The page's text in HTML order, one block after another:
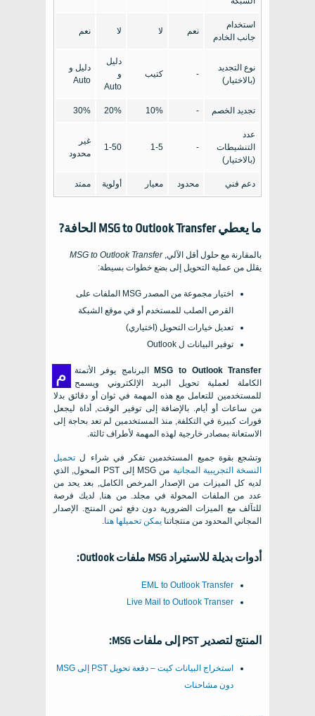
استخدام
جانب الخادم
نعم لا لا نعم
نوع التجديد
(بالاختيار)
- كتيب
دليل
و
Auto
دليل و
Auto
تجديد الخصم -
10%
20%
30%
عدد
التنشيطات
(بالاختيار)
-
1-5
1-50
غير
محدود
دعم فني محدود معيار أولوية ممتد
ما يعطيMSG to Outlook Transfer الحافة?
بالمقارنة مع حلول أقل الآلي,MSG to Outlook Transfer
يقلل من عملية التحويل إلى بضع خطوات بسيطة:
اختيار مجموعة من المصدر MSG الملفات على
القرص الصلب للمستخدم أو في موقع الشبكة
تعديل خيارات التحويل (اختياري)
توفير البيانات ل Outlook
م MSG to Outlook Transferالبرنامج يوفر الأتمتة
الكاملة لعملية تحويل البريد الإلكتروني ويسمح
للمستخدمين للتعامل مع هذه المهمة في ثوان أو دقائق بدلا
من ساعات أو أيام. بالإضافة إلى توفير الوقت, أداة ليجعل
فورات كبيرة في التكلفة, منذ المستخدمين لم تعد بحاجة إلى
الاستعانة بمصادر خارجية لهذه المهمة لأطراف ثالثة.
وتشجع بقوة جميع المستخدمين تفكر في شراء ل تحميل
النسخة التجريبية المجانية
من MSG إلى PST المحول, الذي
لديه كل الميزات من الإصدار المرخص الكامل, بعد يحد من
عدد من الملفات المحولة في مجلد. من هنا, لديك فرصة
للتآلف مع الميزات الضرورية دون دفع ثمن المنتج. الإصدار
المجاني المحدود من منتجاتنا يمكن تحميلها هنا
أدوات بديلة للاستيراد MSG ملفاتOutlook
:
EML to Outlook Transfer
Live Mail to Outlook Transer
المنتج لتصدير PST إلى ملفات MSG:
استخراج البيانات كيت – دفعة تحويل PST إلى MSG
دون مشاحنات